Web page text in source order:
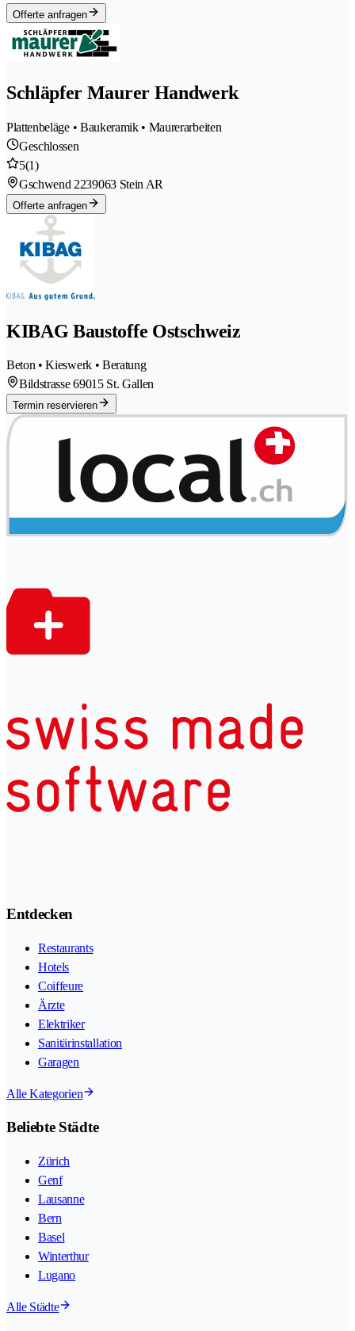
Offerte anfragen
Schläpfer Maurer Handwerk
Plattenbeläge • Baukeramik • Maurerarbeiten
Geschlossen
5(1)
Gschwend 2239063 Stein AR
Offerte anfragen
KIBAG Baustoffe Ostschweiz
Beton • Kieswerk • Beratung
Bildstrasse 69015 St. Gallen
Termin reservieren
Entdecken
Restaurants
Hotels
Coiffeure
Ärzte
Elektriker
Sanitärinstallation
Garagen
Alle Kategorien
Beliebte Städte
Zürich
Genf
Lausanne
Bern
Basel
Winterthur
Lugano
Alle Städte